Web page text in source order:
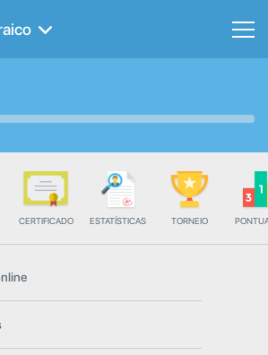
CERTIFICADO ESTATÍSTICAS TORNEIO